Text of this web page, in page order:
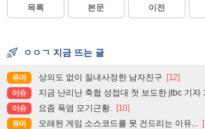
목록 본문 이전
ㅇㅇㄱ 지금 뜨는 글
유머 상의도 없이 질내사정한 남자친구 [12]
이슈 지금 난리난 축협 성접대 첫 보도한 jtbc 기자
이슈 요즘 폭염 모기근황. [10]
유머 오래된 게임 소스코드를 못 건드리는 이유...